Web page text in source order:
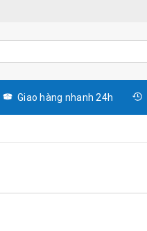
Giao hàng nhanh 24h